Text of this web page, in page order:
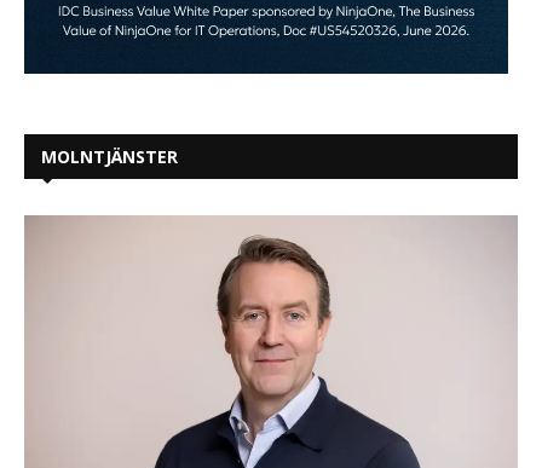
MOLNTJÄNSTER